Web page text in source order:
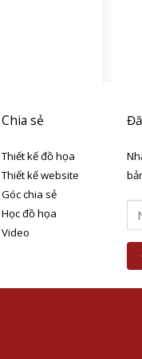
Chia sẻ
Thiết kế đồ họa
Thiết kế website
Góc chia sẻ
Học đồ họa
Video